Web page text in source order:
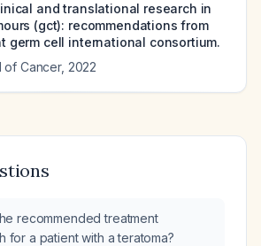
and translational research in
(gct): recommendations from
germ cell international consortium.
of Cancer, 2022
recommended treatment
for a patient with a teratoma?